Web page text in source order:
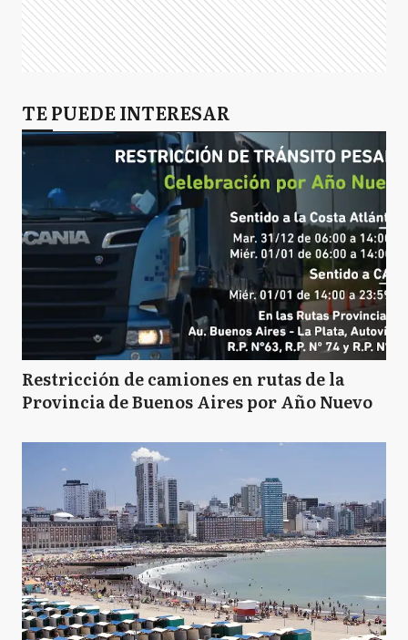
TE PUEDE INTERESAR
Restricción de camiones en rutas de la
Provincia de Buenos Aires por Año Nuevo